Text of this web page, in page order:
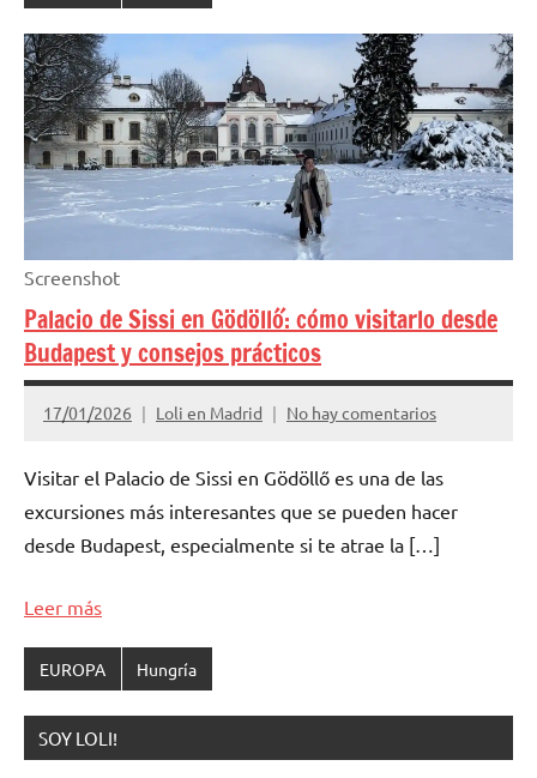
Screenshot
Palacio de Sissi en Gödöllő: cómo visitarlo desde
Budapest y consejos prácticos
17/01/2026 Loli en Madrid No hay comentarios
Visitar el Palacio de Sissi en Gödöllő es una de las
excursiones más interesantes que se pueden hacer
desde Budapest, especialmente si te atrae la […]
Leer más
EUROPA Hungría
SOY LOLI!